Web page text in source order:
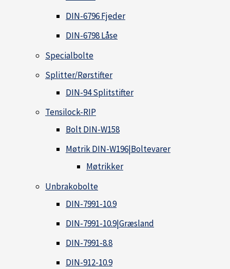
DIN-6796 Fjeder
DIN-6798 Låse
Specialbolte
Splitter/Rørstifter
DIN-94 Splitstifter
Tensilock-RIP
Bolt DIN-W158
Møtrik DIN-W196|Boltevarer
Møtrikker
Unbrakobolte
DIN-7991-10.9
DIN-7991-10.9|Græsland
DIN-7991-8.8
DIN-912-10.9